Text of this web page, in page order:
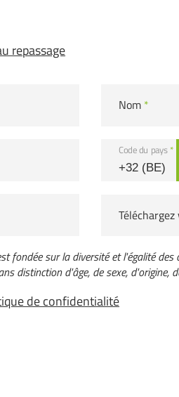
repassage
Nom *
Code du pays *
fondée sur la diversité et l'égalité des
distinction d'âge, de sexe, d'origine,
de confidentialité